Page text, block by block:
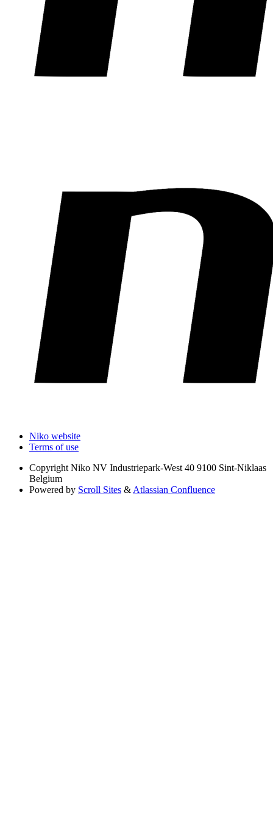
Niko website
Terms of use
Copyright Niko NV Industriepark-West 40 9100 Sint-Niklaas
Belgium
Powered by Scroll Sites & Atlassian Confluence